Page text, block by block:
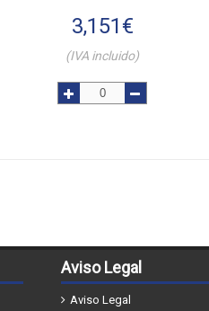
3,151€
(IVA incluido)
Aviso Legal
Aviso Legal